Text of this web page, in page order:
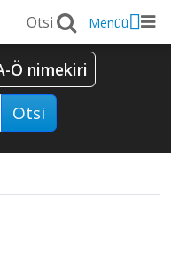
Menüü
Ö nimekiri
Otsi